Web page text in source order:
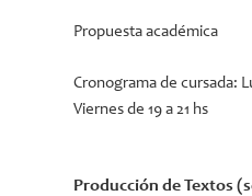
Propuesta académica
Cronograma de cursada:
Viernes de 19 a 21 hs
Producción de Textos